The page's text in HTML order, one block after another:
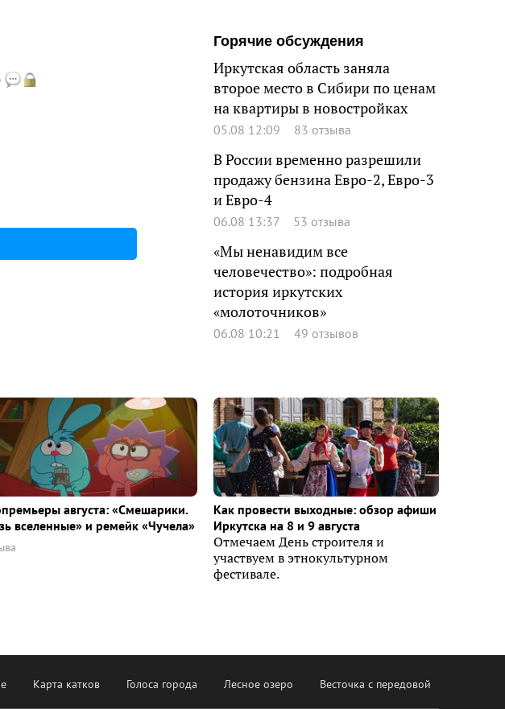
Горячие обсуждения
Иркутская область заняла
второе место в Сибири по ценам
на квартиры в новостройках
05.08 12:09 83 отзыва
В России временно разрешили
продажу бензина Евро-2, Евро-3
и Евро-4
06.08 13:37 53 отзыва
«Мы ненавидим все
человечество»: подробная
история иркутских
«молоточников»
06.08 10:21 49 отзывов
августа: «Смешарики.
вселенные» и ремейк «Чучела»
Как провести выходные: обзор афиши
Иркутска на 8 и 9 августа
Отмечаем День строителя и
участвуем в этнокультурном
фестивале.
Карта катков Голоса города Лесное озеро Весточка с передовой